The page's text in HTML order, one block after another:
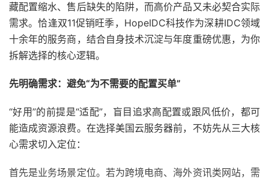
藏配置缩水、售后缺失的陷阱，而高价产品又未必契合实际
需求。恰逢双11促销旺季，HopeIDC科技作为深耕IDC领域
十余年的服务商，结合自身技术沉淀与年度重磅优惠，为你
拆解选择的核心逻辑。
先明确需求：避免“为不需要的配置买单”
“好用”的前提是“适配”，盲目追求高配置或跟风低价，都可
能造成资源浪费。在选择美国云服务器前，不妨先从三大核
心需求切入定位：
首先是业务场景定位。若为跨境电商、海外资讯类网站，需